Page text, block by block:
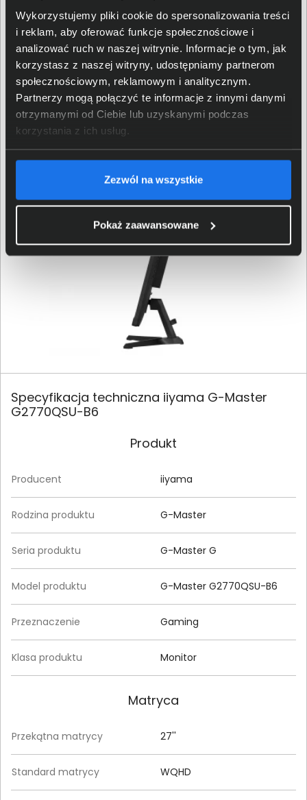
Wykorzystujemy pliki cookie do spersonalizowania treści
i reklam, aby oferować funkcje społecznościowe i
analizować ruch w naszej witrynie. Informacje o tym, jak
korzystasz z naszej witryny, udostępniamy partnerom
społecznościowym, reklamowym i analitycznym.
Partnerzy mogą połączyć te informacje z innymi danymi
otrzymanymi od Ciebie lub uzyskanymi podczas
korzystania z ich usług.
Zezwól na wszystkie
Pokaż zaawansowane
problemy rozwiązywane są błyskawicznie przez infolinię
lub zgłoszenie RMA online. Serwis zamawia kuriera i na
własny koszt odbiera monitor z każdego miejsca w
Polsce. Z kolei po wykonanej naprawie/wymianie
monitora również na własny koszt wysyła monitor do
właściciela. Co istotne, trzyletnia gwarancja obowiązuje
zarówno osoby prywatne jak i firmy. Do tego monitor
pakowany jest w specjalnie zaprojektowane kartony z
bezpiecznymi wypełniaczami amortyzującymi upadki
czy uderzenia w transporcie.
Specyfikacja techniczna iiyama G-Master
G2770QSU-B6
Produkt
Producent iiyama
Rodzina produktu G-Master
Seria produktu G-Master G
Model produktu G-Master G2770QSU-B6
Przeznaczenie Gaming
Klasa produktu Monitor
Matryca
Przekątna matrycy 27''
Standard matrycy WQHD